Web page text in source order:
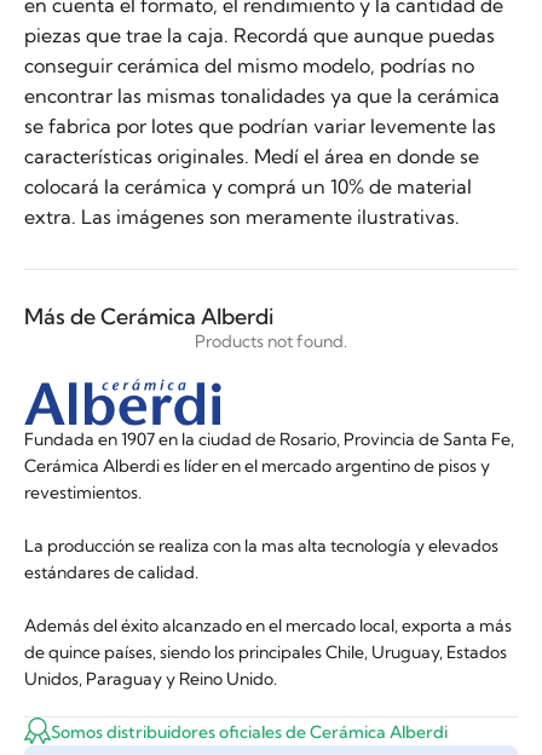
en cuenta el formato, el rendimiento y la cantidad de
piezas que trae la caja. Recordá que aunque puedas
conseguir cerámica del mismo modelo, podrías no
encontrar las mismas tonalidades ya que la cerámica
se fabrica por lotes que podrían variar levemente las
características originales. Medí el área en donde se
colocará la cerámica y comprá un 10% de material
extra. Las imágenes son meramente ilustrativas.
Más de Cerámica Alberdi
Fundada en 1907 en la ciudad de Rosario, Provincia de Santa Fe,
Cerámica Alberdi es líder en el mercado argentino de pisos y
revestimientos.
La producción se realiza con la mas alta tecnología y elevados
estándares de calidad.
Además del éxito alcanzado en el mercado local, exporta a más
de quince países, siendo los principales Chile, Uruguay, Estados
Unidos, Paraguay y Reino Unido.
Somos distribuidores oficiales de Cerámica Alberdi
Products not found.